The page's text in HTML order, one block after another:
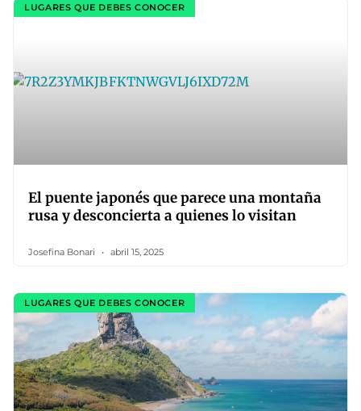
LUGARES QUE DEBES CONOCER
El puente japonés que parece una montaña
rusa y desconcierta a quienes lo visitan
Josefina Bonari abril 15, 2025
LUGARES QUE DEBES CONOCER